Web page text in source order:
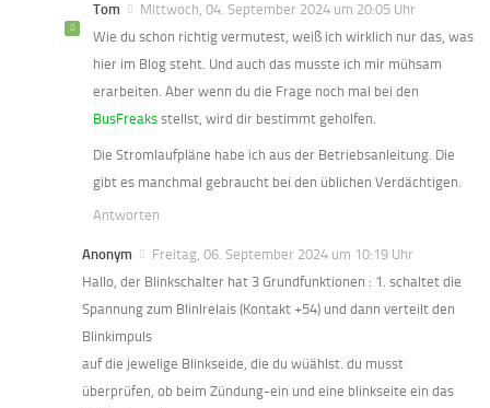
Tom
Mittwoch, 04. September 2024 um 20:05 Uhr
Wie du schon richtig vermutest, weiß ich wirklich nur das, was
hier im Blog steht. Und auch das musste ich mir mühsam
erarbeiten. Aber wenn du die Frage noch mal bei den
BusFreaks stellst, wird dir bestimmt geholfen.
Die Stromlaufpläne habe ich aus der Betriebsanleitung. Die
gibt es manchmal gebraucht bei den üblichen Verdächtigen.
Antworten
Anonym
Freitag, 06. September 2024 um 10:19 Uhr
Hallo, der Blinkschalter hat 3 Grundfunktionen : 1. schaltet die
Spannung zum Blinlrelais (Kontakt +54) und dann verteilt den
Blinkimpuls
auf die jewelige Blinkseide, die du wüählst. du musst
überprüfen, ob beim Zündung-ein und eine blinkseite ein das